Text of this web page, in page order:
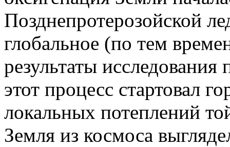
Позднепротерозойской
глобальное (по тем
результаты
этот процесс стартовал
локальных потеплений
Земля из космоса